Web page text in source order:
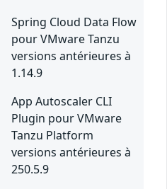
Spring Cloud Data Flow
pour VMware Tanzu
versions antérieures à
1.14.9
App Autoscaler CLI
Plugin pour VMware
Tanzu Platform
versions antérieures à
250.5.9